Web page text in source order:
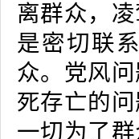
离群众，
是密切联
众。党风
死存亡的
一切为了